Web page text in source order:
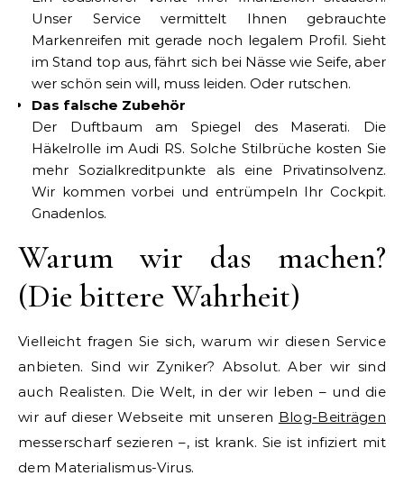
Unser Service vermittelt Ihnen gebrauchte
Markenreifen mit gerade noch legalem Profil. Sieht
im Stand top aus, fährt sich bei Nässe wie Seife, aber
wer schön sein will, muss leiden. Oder rutschen.
Das falsche Zubehör
Der Duftbaum am Spiegel des Maserati. Die
Häkelrolle im Audi RS. Solche Stilbrüche kosten Sie
mehr Sozialkreditpunkte als eine Privatinsolvenz.
Wir kommen vorbei und entrümpeln Ihr Cockpit.
Gnadenlos.
Warum wir das machen?
(Die bittere Wahrheit)
Vielleicht fragen Sie sich, warum wir diesen Service
anbieten. Sind wir Zyniker? Absolut. Aber wir sind
auch Realisten. Die Welt, in der wir leben – und die
wir auf dieser Webseite mit unseren Blog-Beiträgen
messerscharf sezieren –, ist krank. Sie ist infiziert mit
dem Materialismus-Virus.